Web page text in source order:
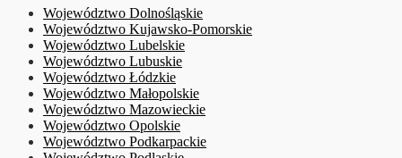
Województwo Dolnośląskie
Województwo Kujawsko-Pomorskie
Województwo Lubelskie
Województwo Lubuskie
Województwo Łódzkie
Województwo Małopolskie
Województwo Mazowieckie
Województwo Opolskie
Województwo Podkarpackie